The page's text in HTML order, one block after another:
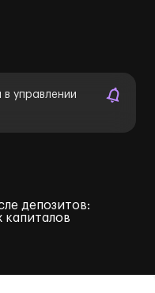
управлении
депозитов:
капиталов